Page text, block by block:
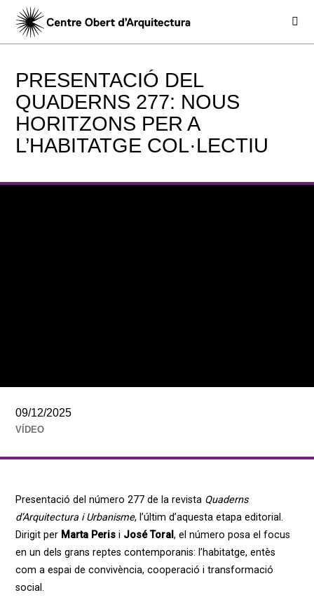
PRESENTACIÓ DEL
QUADERNS 277: NOUS
HORITZONS PER A
L’HABITATGE COL·LECTIU
09/12/2025
VÍDEO
Presentació del número 277 de la revista Quaderns
d’Arquitectura i Urbanisme, l’últim d’aquesta etapa editorial.
Dirigit per Marta Peris i José Toral , el número posa el focus
en un dels grans reptes contemporanis: l’habitatge, entès
com a espai de convivència, cooperació i transformació
social.